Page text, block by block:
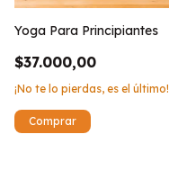
Yoga Para Principiantes
$37.000,00
¡No te lo pierdas, es el último!